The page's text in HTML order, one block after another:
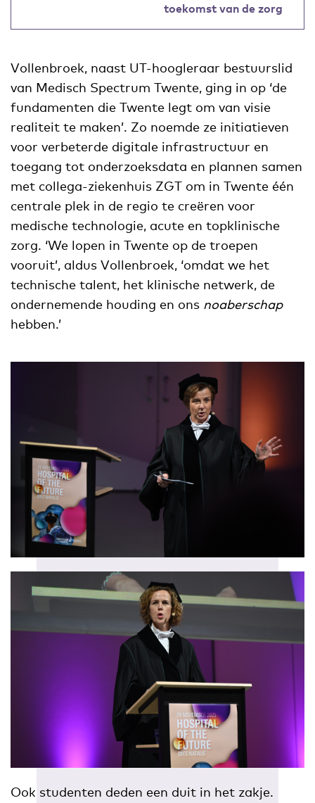
toekomst van de zorg
Vollenbroek, naast UT-hoogleraar bestuurslid
van Medisch Spectrum Twente, ging in op ‘de
fundamenten die Twente legt om van visie
realiteit te maken’. Zo noemde ze initiatieven
voor verbeterde digitale infrastructuur en
toegang tot onderzoeksdata en plannen samen
met collega-ziekenhuis ZGT om in Twente één
centrale plek in de regio te creëren voor
medische technologie, acute en topklinische
zorg. ‘We lopen in Twente op de troepen
vooruit’, aldus Vollenbroek, ‘omdat we het
technische talent, het klinische netwerk, de
ondernemende houding en ons noaberschap
hebben.’
Ook studenten deden een duit in het zakje.